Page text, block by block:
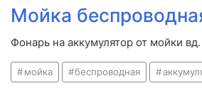
Мойка
Фонарь на аккумулятор от мойки
мойка беспроводная